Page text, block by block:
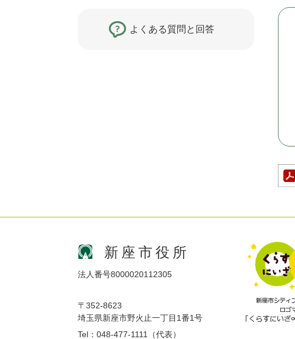
よくある質問と回答
新座市役所
法人番号8000020112305
〒352-8623
埼玉県新座市野火止一丁目1番1号
Tel：048-477-1111（代表）